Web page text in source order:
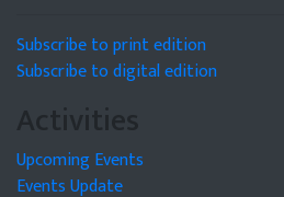
Subscribe to print edition
Subscribe to digital edition
Activities
Upcoming Events
Events Update